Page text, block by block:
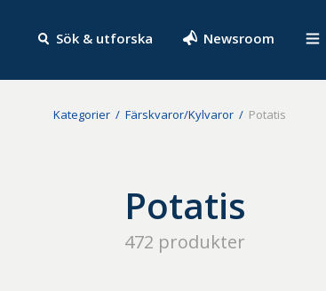
Sök & utforska Newsroom
Kategorier Färskvaror/Kylvaror Potatis
Potatis
472 produkter